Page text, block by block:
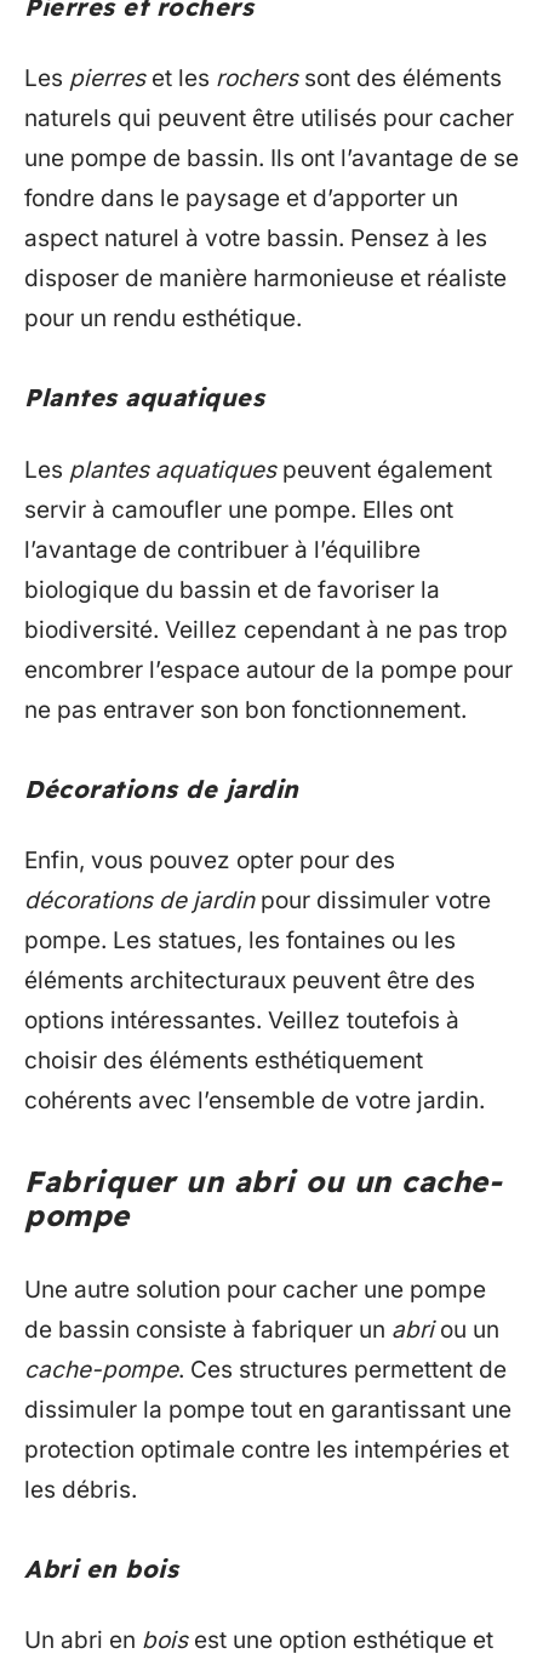
Pierres et rochers
Les pierreset les rocherssont des éléments
naturels qui peuvent être utilisés pour cacher
une pompe de bassin. Ils ont l’avantage de se
fondre dans le paysage et d’apporter un
aspect naturel à votre bassin. Pensez à les
disposer de manière harmonieuse et réaliste
pour un rendu esthétique.
Plantes aquatiques
Les plantes aquatiquespeuvent également
servir à camoufler une pompe. Elles ont
l’avantage de contribuer à l’équilibre
biologique du bassin et de favoriser la
biodiversité. Veillez cependant à ne pas trop
encombrer l’espace autour de la pompe pour
ne pas entraver son bon fonctionnement.
Décorations de jardin
Enfin, vous pouvez opter pour des
décorations de jardinpour dissimuler votre
pompe. Les statues, les fontaines ou les
éléments architecturaux peuvent être des
options intéressantes. Veillez toutefois à
choisir des éléments esthétiquement
cohérents avec l’ensemble de votre jardin.
Fabriquer un abri ou un cache-
pompe
Une autre solution pour cacher une pompe
de bassin consiste à fabriquer un abriou un
cache-pompe. Ces structures permettent de
dissimuler la pompe tout en garantissant une
protection optimale contre les intempéries et
les débris.
Abri en bois
Un abri en boisest une option esthétique et